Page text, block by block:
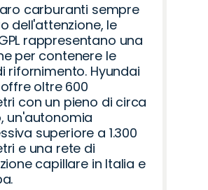
carburanti sempre
dell'attenzione, le
rappresentano una
per contenere le
rifornimento. Hyundai
offre oltre 600
con un pieno di circa
un'autonomia
superiore a 1.300
e una rete di
capillare in Italia e